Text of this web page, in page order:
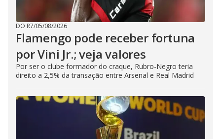
DO R7/05/08/2026
Flamengo pode receber fortuna
por Vini Jr.; veja valores
Por ser o clube formador do craque, Rubro-Negro teria
direito a 2,5% da transação entre Arsenal e Real Madrid